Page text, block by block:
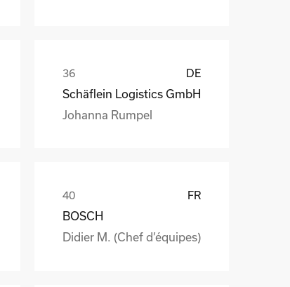
DE
Schäflein Logistics GmbH
Johanna Rumpel
FR
BOSCH
Didier M. (Chef d’équipes)